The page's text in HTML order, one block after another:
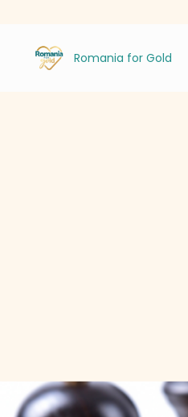
Romania for Gold